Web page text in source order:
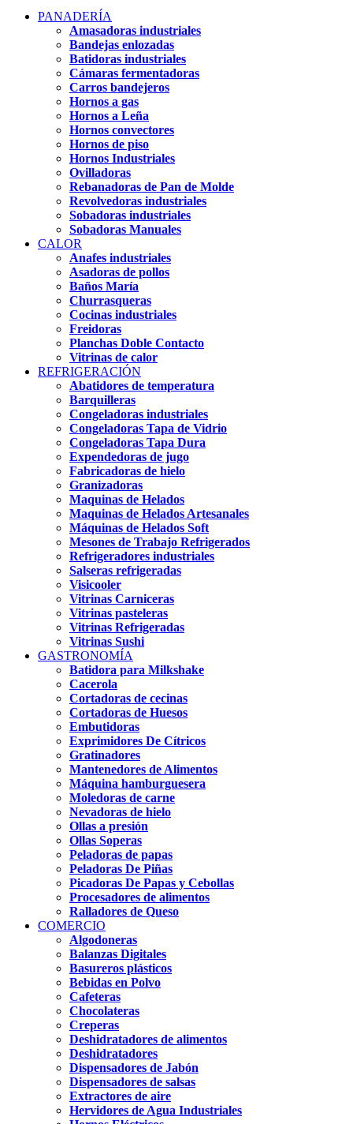
PANADERÍA
Amasadoras industriales
Bandejas enlozadas
Batidoras industriales
Cámaras fermentadoras
Carros bandejeros
Hornos a gas
Hornos a Leña
Hornos convectores
Hornos de piso
Hornos Industriales
Ovilladoras
Rebanadoras de Pan de Molde
Revolvedoras industriales
Sobadoras industriales
Sobadoras Manuales
CALOR
Anafes industriales
Asadoras de pollos
Baños María
Churrasqueras
Cocinas industriales
Freidoras
Planchas Doble Contacto
Vitrinas de calor
REFRIGERACIÓN
Abatidores de temperatura
Barquilleras
Congeladoras industriales
Congeladoras Tapa de Vidrio
Congeladoras Tapa Dura
Expendedoras de jugo
Fabricadoras de hielo
Granizadoras
Maquinas de Helados
Maquinas de Helados Artesanales
Máquinas de Helados Soft
Mesones de Trabajo Refrigerados
Refrigeradores industriales
Salseras refrigeradas
Visicooler
Vitrinas Carniceras
Vitrinas pasteleras
Vitrinas Refrigeradas
Vitrinas Sushi
GASTRONOMÍA
Batidora para Milkshake
Cacerola
Cortadoras de cecinas
Cortadoras de Huesos
Embutidoras
Exprimidores De Cítricos
Gratinadores
Mantenedores de Alimentos
Máquina hamburguesera
Moledoras de carne
Nevadoras de hielo
Ollas a presión
Ollas Soperas
Peladoras de papas
Peladoras De Piñas
Picadoras De Papas y Cebollas
Procesadores de alimentos
Ralladores de Queso
COMERCIO
Algodoneras
Balanzas Digitales
Basureros plásticos
Bebidas en Polvo
Cafeteras
Chocolateras
Creperas
Deshidratadores de alimentos
Deshidratadores
Dispensadores de Jabón
Dispensadores de salsas
Extractores de aire
Hervidores de Agua Industriales